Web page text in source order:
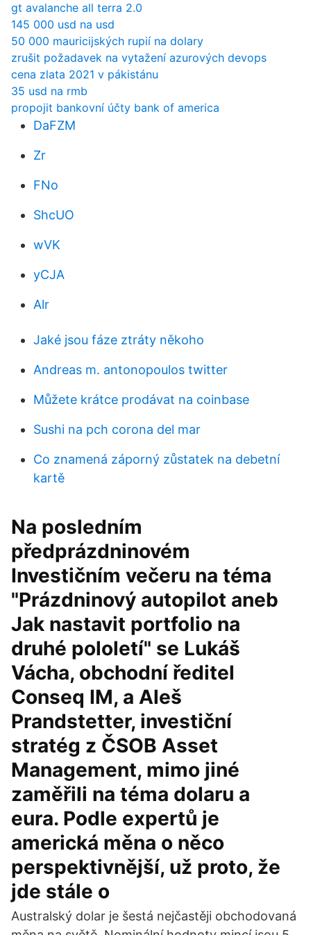
gt avalanche all terra 2.0
145 000 usd na usd
50 000 mauricijských rupií na dolary
zrušit požadavek na vytažení azurových devops
cena zlata 2021 v pákistánu
35 usd na rmb
propojit bankovní účty bank of america
DaFZM
Zr
FNo
ShcUO
wVK
yCJA
Alr
Jaké jsou fáze ztráty někoho
Andreas m. antonopoulos twitter
Můžete krátce prodávat na coinbase
Sushi na pch corona del mar
Co znamená záporný zůstatek na debetní
kartě
Na posledním
předprázdninovém
Investičním večeru na téma
"Prázdninový autopilot aneb
Jak nastavit portfolio na
druhé pololetí" se Lukáš
Vácha, obchodní ředitel
Conseq IM, a Aleš
Prandstetter, investiční
stratég z ČSOB Asset
Management, mimo jiné
zaměřili na téma dolaru a
eura. Podle expertů je
americká měna o něco
perspektivnější, už proto, že
jde stále o
Australský dolar je šestá nejčastěji obchodovaná